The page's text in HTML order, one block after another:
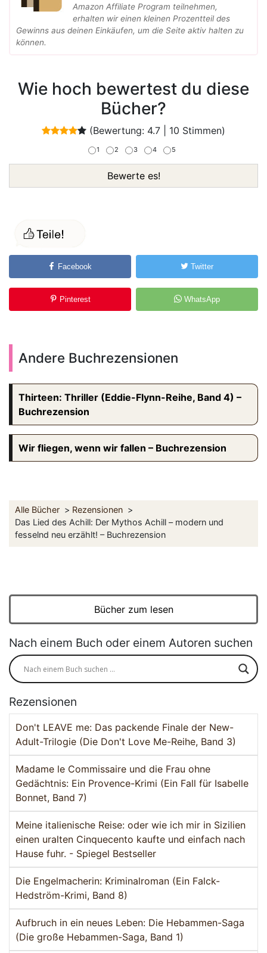
Amazon Affiliate Program teilnehmen,
erhalten wir einen kleinen Prozentteil des
Gewinns aus deinen Einkäufen, um die Seite aktiv halten zu
können.
Wie hoch bewertest du diese
Bücher?
(Bewertung: 4.7 10 Stimmen)
1 2 3 4 5
Bewerte es!
Facebook Twitter
Pinterest WhatsApp
Andere Buchrezensionen
Thirteen: Thriller (Eddie-Flynn-Reihe, Band 4) –
Buchrezension
Wir fliegen, wenn wir fallen – Buchrezension
Alle Bücher
Rezensionen
Das Lied des Achill: Der Mythos Achill – modern und
fesselnd neu erzählt! – Buchrezension
Bücher zum lesen
Nach einem Buch oder einem Autoren suchen
Rezensionen
Don't LEAVE me: Das packende Finale der New-
Adult-Trilogie (Die Don't Love Me-Reihe, Band 3)
Madame le Commissaire und die Frau ohne
Gedächtnis: Ein Provence-Krimi (Ein Fall für Isabelle
Bonnet, Band 7)
Meine italienische Reise: oder wie ich mir in Sizilien
einen uralten Cinquecento kaufte und einfach nach
Hause fuhr. - Spiegel Bestseller
Die Engelmacherin: Kriminalroman (Ein Falck-
Hedström-Krimi, Band 8)
Aufbruch in ein neues Leben: Die Hebammen-Saga
(Die große Hebammen-Saga, Band 1)